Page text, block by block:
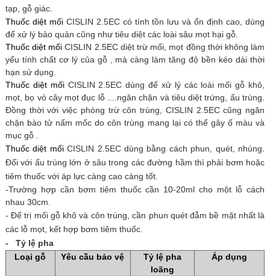
tạp, gỗ giác.
Thuốc diệt mối CISLIN 2.5EC có tính tồn lưu và ổn định cao, dùng
để xử lý bảo quản cũng như tiêu diệt các loài sâu mọt hại gỗ.
Thuốc diệt mốiCISLIN 2.5EC diệt trừ mối, mọt đồng thời không làm
yếu tính chất cơ lý của gỗ , mà càng làm tăng độ bền kéo dài thời
hạn sử dụng.
Thuốc diệt mối CISLIN 2.5EC dùng để xử lý các loài mối gỗ khô,
mọt, bọ vỏ cây mọt đục lỗ ....ngăn chặn và tiêu diệt trứng, ấu trùng.
Đồng thời với việc phòng trừ côn trùng, CISLIN 2.5EC cũng ngăn
chặn bào tử nấm mốc do côn trùng mang lại có thể gây ố màu và
mục gỗ .
Thuốc diệt mốiCISLIN 2.5EC dùng bằng cách phun, quét, nhúng.
Đối với ấu trùng lớn ở sâu trong các đườ­ng hầm thì phải bơm hoặc
tiêm thuốc với áp lực càng cao càng tốt.
-Tr­ường hợp cần bơm tiêm thuốc cần 10-20ml cho một lỗ cách
nhau 30cm.
- Để trị mối gỗ khô và côn trùng, cần phun quét đẫm bề mặt nhất là
các lỗ mọt, kết hợp bơm tiêm thuốc.
- Tỷ lệ pha
Loại gỗ
Yêu cầu bảo vệ
Tỷ lệ pha
loãng
Áp dụng